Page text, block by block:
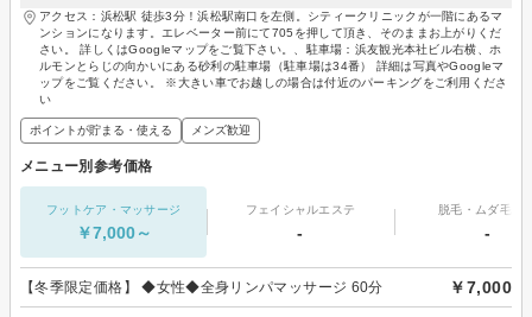
アクセス：浜松駅 徒歩3分！浜松駅南口を左側。シティークリニックが一階にあるマ
ンションになります。エレベーター前にて705を押して頂き、そのままお上がりくだ
さい。 詳しくはGoogleマップをご覧下さい。、駐車場：浜友観光本社ビル右横、ホ
ルモンとらじの向かいにある砂利の駐車場（駐車場は34番） 詳細は写真やGoogleマ
ップをご覧ください。 ※大きい車でお越しの場合は付近のパーキングをご利用くださ
い
ポイントが貯まる・使える メンズ歓迎
メニュー別参考価格
フットケア・マッサージ
￥7,000～
フェイシャルエステ
-
脱毛・ムダ毛処
-
【冬季限定価格】 ◆女性◆全身リンパマッサージ 60分 ￥7,000